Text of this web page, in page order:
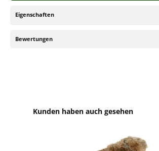
Eigenschaften
Bewertungen
Produktgalerie überspringen
Kunden haben auch gesehen